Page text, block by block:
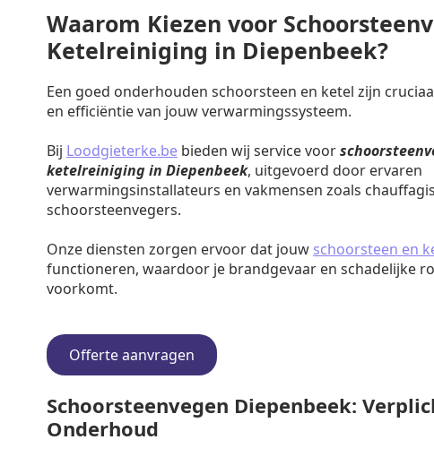
Waarom Kiezen voor
Ketelreiniging in Diepenbeek?
Een goed onderhouden schoorsteen en ketel zijn
en efficiëntie van jouw verwarmingssysteem.
Bij Loodgieterke.be bieden wij service voor
ketelreiniging in Diepenbeek, uitgevoerd door ervaren
verwarmingsinstallateurs en vakmensen zoals
schoorsteenvegers.
Onze diensten zorgen ervoor dat jouw schoorsteen en
functioneren, waardoor je brandgevaar en schadelijke
voorkomt.
Offerte aanvragen
Schoorsteenvegen Diepenbeek:
Onderhoud